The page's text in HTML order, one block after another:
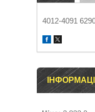
4012-4091